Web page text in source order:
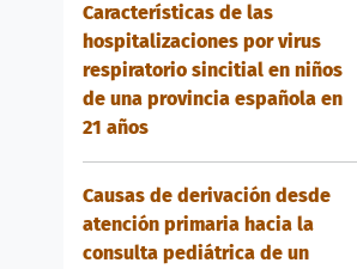
Características de las
hospitalizaciones por virus
respiratorio sincitial en niños
de una provincia española en
21 años
Causas de derivación desde
atención primaria hacia la
consulta pediátrica de un